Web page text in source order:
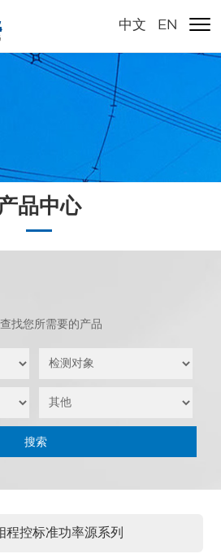
中文 EN
品中心
找您所需要的产品
程控标准功率源系列